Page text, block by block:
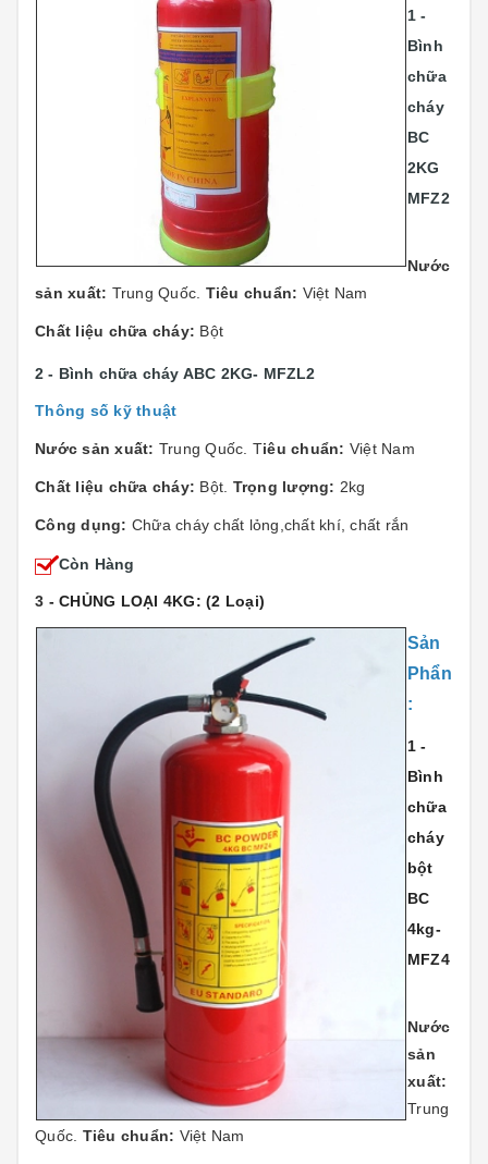
1 -
Bình
chữa
cháy
BC
2KG
MFZ2
Nước
sản xuất: Trung Quốc. Tiêu chuẩn: Việt Nam
Chất liệu chữa cháy: Bột
2 - Bình chữa cháy ABC 2KG- MFZL2
Thông số kỹ thuật
Nước sản xuất: Trung Quốc. Tiêu chuẩn: Việt Nam
Chất liệu chữa cháy: Bột. Trọng lượng: 2kg
Công dụng: Chữa cháy chất lỏng,chất khí, chất rắn
Còn Hàng
3 - CHỦNG LOẠI 4KG: (2 Loại)
Sản
Phẩn
:
1 -
Bình
chữa
cháy
bột
BC
4kg-
MFZ4
Nước
sản
xuất:
Trung
Quốc. Tiêu chuẩn: Việt Nam